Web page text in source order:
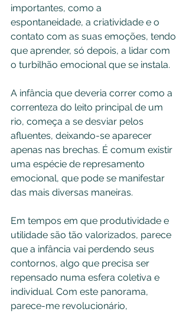
importantes, como a
espontaneidade, a criatividade e o
contato com as suas emoções, tendo
que aprender, só depois, a lidar com
o turbilhão emocional que se instala.
A infância que deveria correr como a
correnteza do leito principal de um
rio, começa a se desviar pelos
afluentes, deixando-se aparecer
apenas nas brechas. É comum existir
uma espécie de represamento
emocional, que pode se manifestar
das mais diversas maneiras.
Em tempos em que produtividade e
utilidade são tão valorizados, parece
que a infância vai perdendo seus
contornos, algo que precisa ser
repensado numa esfera coletiva e
individual. Com este panorama,
parece-me revolucionário,